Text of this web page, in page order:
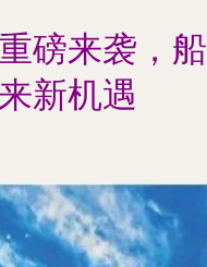
磅来袭，船
新机遇